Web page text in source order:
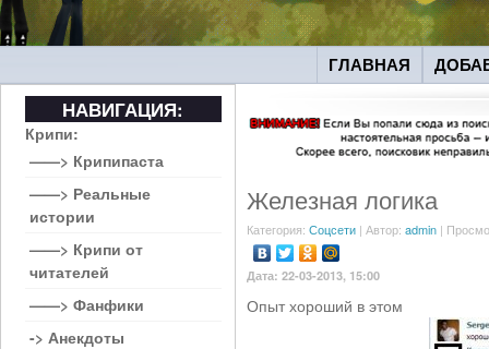
ГЛАВНАЯ
Железная логика
Категория: Соцсети | Автор: admin |
Дата: 22-03-2013, 15:00
Опыт хороший в этом
НАВИГАЦИЯ:
Крипи:
——> Крипипаста
——> Реальные
истории
——> Крипи от
читателей
——> Фанфики
-> Анекдоты